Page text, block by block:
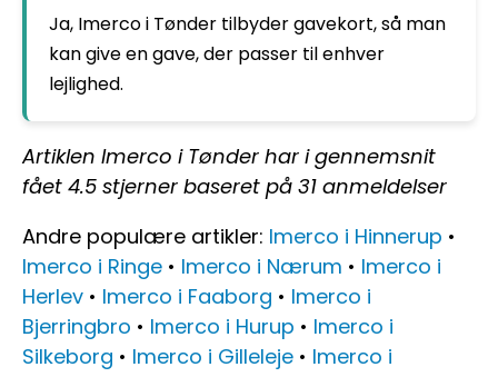
Ja, Imerco i Tønder tilbyder gavekort, så man
kan give en gave, der passer til enhver
lejlighed.
Artiklen Imerco i Tønder har i gennemsnit
fået 4.5 stjerner baseret på 31 anmeldelser
Andre populære artikler: Imerco i Hinnerup •
Imerco i Ringe • Imerco i Nærum • Imerco i
Herlev • Imerco i Faaborg • Imerco i
Bjerringbro • Imerco i Hurup • Imerco i
Silkeborg • Imerco i Gilleleje • Imerco i